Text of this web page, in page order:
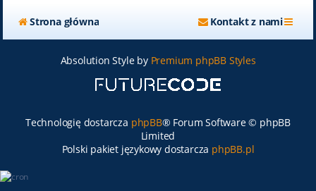
Strona główna Kontakt z nami
Absolution Style by Premium phpBB Styles
Technologię dostarcza phpBB® Forum Software © phpBB
Limited
Polski pakiet językowy dostarcza phpBB.pl